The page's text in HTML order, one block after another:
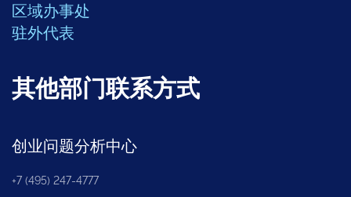
区域办事处
驻外代表
其他部门联系方式
创业问题分析中心
+7 (495) 247-4777